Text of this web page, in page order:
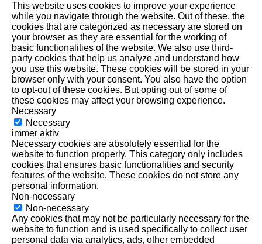
This website uses cookies to improve your experience
while you navigate through the website. Out of these, the
cookies that are categorized as necessary are stored on
your browser as they are essential for the working of
basic functionalities of the website. We also use third-
party cookies that help us analyze and understand how
you use this website. These cookies will be stored in your
browser only with your consent. You also have the option
to opt-out of these cookies. But opting out of some of
these cookies may affect your browsing experience.
Necessary
Necessary
immer aktiv
Necessary cookies are absolutely essential for the
website to function properly. This category only includes
cookies that ensures basic functionalities and security
features of the website. These cookies do not store any
personal information.
Non-necessary
Non-necessary
Any cookies that may not be particularly necessary for the
website to function and is used specifically to collect user
personal data via analytics, ads, other embedded